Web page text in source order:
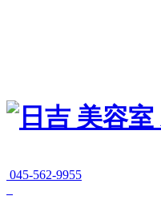
045-562-9955